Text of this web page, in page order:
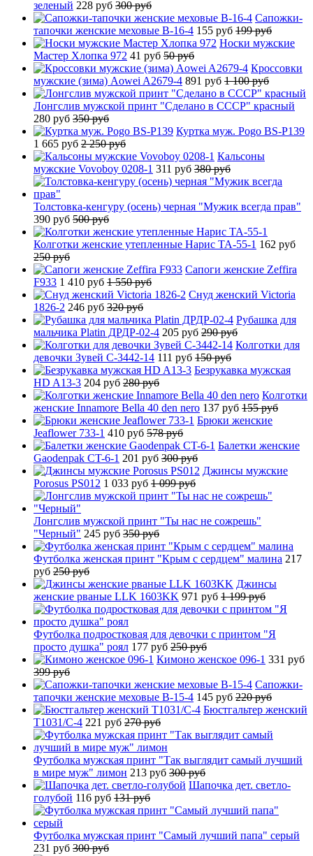
зеленый 228 руб 300 руб
Сапожки-
тапочки женские меховые B-16-4 155 руб 199 руб
Носки мужские
Мастер Хлопка 972 41 руб 50 руб
Кроссовки
мужские (зима) Aowei A2679-4 891 руб 1 100 руб
Лонгслив мужской принт "Сделано в СССР" красный
280 руб 350 руб
Куртка муж. Pogo BS-P139
1 665 руб 2 250 руб
Кальсоны
мужские Vovoboy 0208-1 311 руб 380 руб
Толстовка-кенгуру (осень) черная "Мужик всегда прав"
390 руб 500 руб
Колготки женские утепленные Нарис TA-55-1 162 руб
250 руб
Сапоги женские Zeffira
F933 1 410 руб 1 550 руб
Снуд женский Victoria
1826-2 246 руб 320 руб
Рубашка для
мальчика Platin ДРДР-02-4 205 руб 290 руб
Колготки для
девочки Зувей C-3442-14 111 руб 150 руб
Безрукавка мужская
HD A13-3 204 руб 280 руб
Колготки
женские Innamore Bella 40 den nero 137 руб 155 руб
Брюки женские
Jeaflower 733-1 410 руб 578 руб
Балетки женские
Gaodenpak CT-6-1 201 руб 300 руб
Джинсы мужские
Porosus PS012 1 033 руб 1 099 руб
Лонгслив мужской принт "Ты нас не сожрешь"
"Черный" 245 руб 350 руб
Футболка женская принт "Крым с сердцем" малина 217
руб 250 руб
Джинсы
женские рваные LLK 1603KK 971 руб 1 199 руб
Футболка подростковая для девочки с принтом "Я
просто душка" роял 177 руб 250 руб
Кимоно женское 096-1 331 руб
399 руб
Сапожки-
тапочки женские меховые B-15-4 145 руб 220 руб
Бюстгальтер женский
T1031/C-4 221 руб 270 руб
Футболка мужская принт "Так выглядит самый лучший
в мире муж" лимон 213 руб 300 руб
Шапочка дет. светло-
голубой 116 руб 131 руб
Футболка мужская принт "Самый лучший папа" серый
231 руб 300 руб